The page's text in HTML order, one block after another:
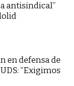
antisindical”
en defensa de
“Exigimos